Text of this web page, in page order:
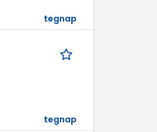
tegnap
tegnap